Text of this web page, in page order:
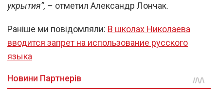
укрытия”, – отметил Александр Лончак.
Раніше ми повідомляли: В школах Николаева
вводится запрет на использование русского
языка